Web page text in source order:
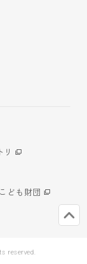
ども財団
reserved.